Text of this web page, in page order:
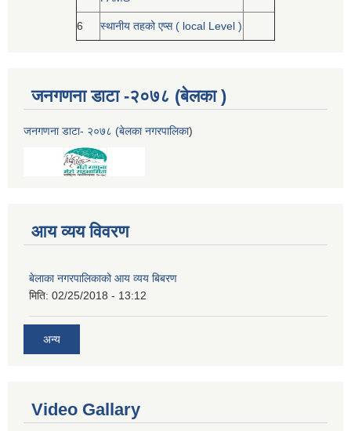
6 स्थानीय तहको एप्स ( local Level )
जनगणना डाटा -२०७८ (बेलका )
जनगणना डाटा- २०७८ (बेलका नगरपालिका)
आय व्यय विवरण
बेलाका नगरपालिकाको आय व्यय बिबरण
मिति: 02/25/2018 - 13:12
अन्य
Video Gallary